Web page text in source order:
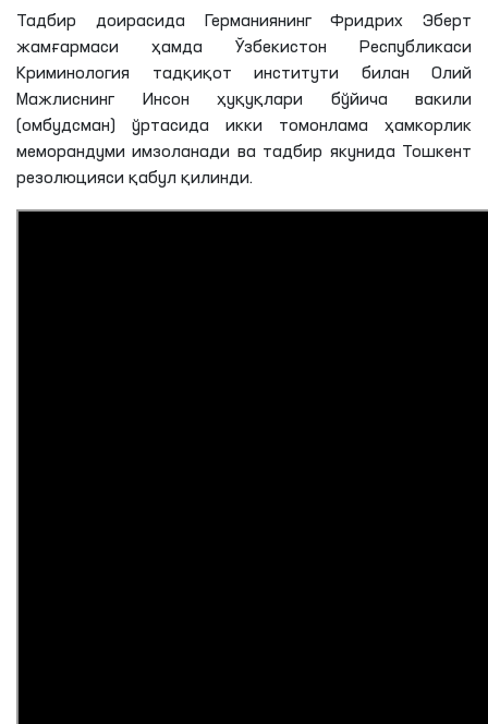
Тадбир доирасида Германиянинг Фридрих Эберт
жамғармаси ҳамда Ўзбекистон Республикаси
Криминология тадқиқот институти билан Олий
Мажлиснинг Инсон ҳуқуқлари бўйича вакили
(омбудсман) ўртасида икки томонлама ҳамкорлик
меморандуми имзоланади ва тадбир якунида Тошкент
резолюцияси қабул қилинди.